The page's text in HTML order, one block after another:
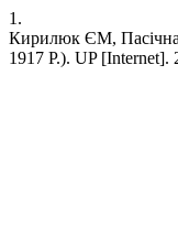
1.
Кирилюк ЄМ,
1917 Р.). UP [Internet].